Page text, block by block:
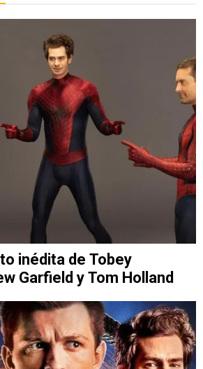
inédita de Tobey
Garfield y Tom Holland